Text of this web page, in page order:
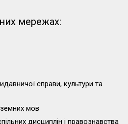
мережах:
справи, культури та
мов
дисциплін і правознавства